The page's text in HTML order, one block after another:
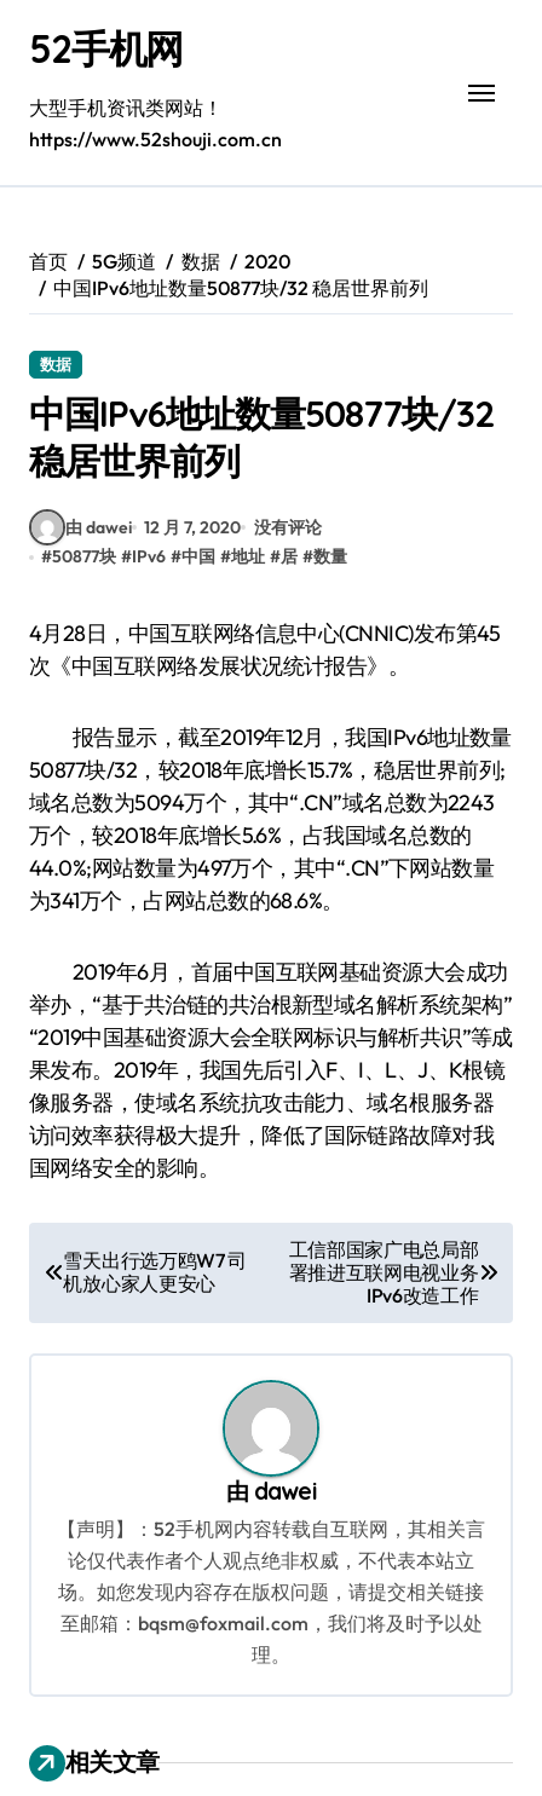
52手机网
大型手机资讯类网站！
https://www.52shouji.com.cn
首页 5G频道 数据
2020
中国IPv6地址数量50877块/32 稳居世界前列
数据
中国IPv6地址数量50877块/32
稳居世界前列
由 dawei 12 月 7, 2020 没有评论
#50877块 #IPv6 #中国 #地址 #居 #数量
4月28日，中国互联网络信息中心(CNNIC)发布第45
次《中国互联网络发展状况统计报告》。
报告显示，截至2019年12月，我国IPv6地址数量
50877块/32，较2018年底增长15.7%，稳居世界前列;
域名总数为5094万个，其中“.CN”域名总数为2243
万个，较2018年底增长5.6%，占我国域名总数的
44.0%;网站数量为497万个，其中“.CN”下网站数量
为341万个，占网站总数的68.6%。
2019年6月，首届中国互联网基础资源大会成功
举办，“基于共治链的共治根新型域名解析系统架构”
“2019中国基础资源大会全联网标识与解析共识”等成
果发布。2019年，我国先后引入F、I、L、J、K根镜
像服务器，使域名系统抗攻击能力、域名根服务器
访问效率获得极大提升，降低了国际链路故障对我
国网络安全的影响。
章
导
航
雪天出行选万鸥W7 司
机放心家人更安心
工信部国家广电总局部
署推进互联网电视业务
IPv6改造工作
由 dawei
【声明】：52手机网内容转载自互联网，其相关言
论仅代表作者个人观点绝非权威，不代表本站立
场。如您发现内容存在版权问题，请提交相关链接
至邮箱：bqsm@foxmail.com，我们将及时予以处
理。
相关文章